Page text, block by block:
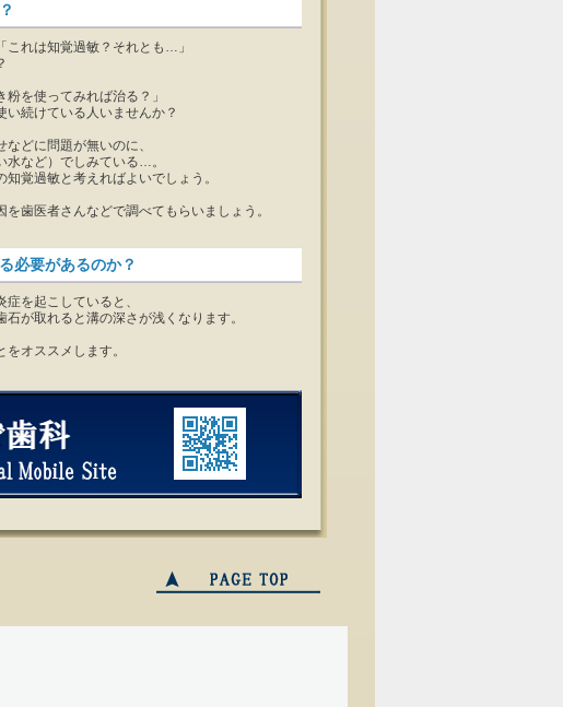
これは知覚過敏？それとも…」
粉を使ってみれば治る？」
い続けている人いませんか？
どに問題が無いのに、
水など）でしみている…。
覚過敏と考えればよいでしょう。
歯医者さんなどで調べてもらいましょう。
必要があるのか？
を起こしていると、
が取れると溝の深さが浅くなります。
オススメします。